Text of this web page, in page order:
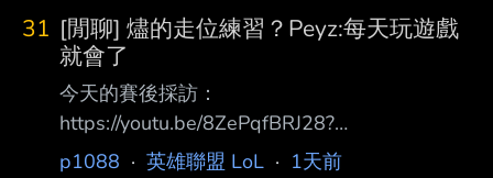
今年LCK CUP是極短的生涯高光 除此之外之外
幾乎毫無亮點 FST一出國爆炸打回原型 Daystar
狐狸本家從LSB時期就養著的二隊中路 沒比
Vicla好多少 Roamer 今年開賽前傳說中的「AI爬
分中路」本尊，少數符合超級新人中路的話題性
的選手 但一年快結束了打下來就時好時壞，許
31 [閒聊] 燼的走位練習？Peyz:每天玩遊戲
就會了
今天的賽後採訪：
https://youtu.be/8ZePqfBRJ28?
si=wxqZhE9ZetTEX8P1 （節錄部分題目） Q.
p1088 · 英雄聯盟 LoL · 1天前